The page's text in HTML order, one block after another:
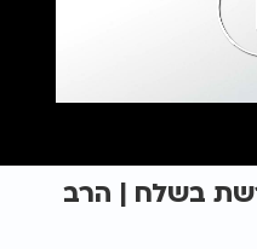
בשלח | הרב